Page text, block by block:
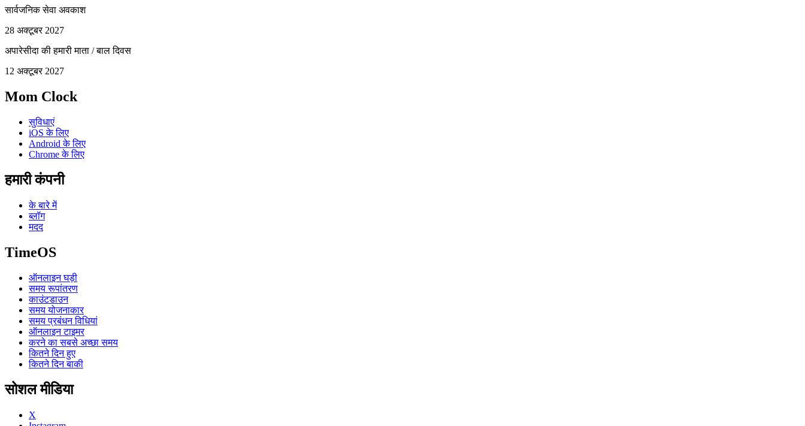
सार्वजनिक सेवा अवकाश
28 अक्टूबर 2027
अपारेसीदा की हमारी माता / बाल दिवस
12 अक्टूबर 2027
Mom Clock
सुविधाएं
iOS के लिए
Android के लिए
Chrome के लिए
हमारी कंपनी
के बारे में
ब्लॉग
मदद
TimeOS
ऑनलाइन घड़ी
समय रूपांतरण
काउंटडाउन
समय योजनाकार
समय प्रबंधन विधियां
ऑनलाइन टाइमर
करने का सबसे अच्छा समय
कितने दिन हुए
कितने दिन बाकी
सोशल मीडिया
X